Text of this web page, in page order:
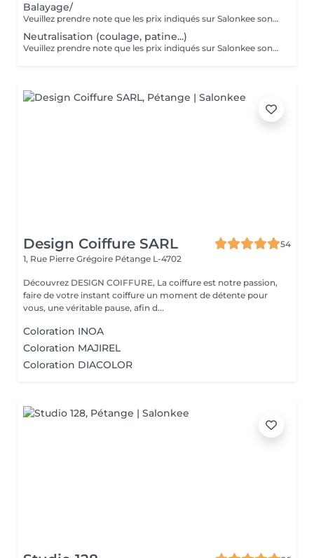
Balayage/
Veuillez prendre note que les prix indiqués sur Salonkee sont communiqués à titre informatif et s'entendent de base. Ces derniers sont susceptibles de varier selon le diagnostic réalisé à votre arrivée au salon et l'expertise du professionnel à qui vous confiez votre beauté. Dans tous les cas, un devis précis vous sera proposé et toutes réalisations de prestations seront effectuées avec votre accord. Un grand merci d'avance pour votre compréhension. Au plaisir de vous recevoir très vite.
Neutralisation (coulage, patine...)
Veuillez prendre note que les prix indiqués sur Salonkee sont communiqués à titre informatif et s'entendent de base. Ces derniers sont susceptibles de varier selon le diagnostic réalisé à votre arrivée au salon et l'expertise du professionnel à qui vous confiez votre beauté. Dans tous les cas, un devis précis vous sera proposé et toutes réalisations de prestations seront effectuées avec votre accord. Un grand merci d'avance pour votre compréhension. Au plaisir de vous recevoir très vite.
Design Coiffure SARL
54
1, Rue Pierre Grégoire Pétange L-4702
Découvrez DESIGN COIFFURE, La coiffure est notre passion,
faire de votre instant coiffure un moment de détente pour
vous, une véritable pause, afin d...
Coloration INOA
Coloration MAJIREL
Coloration DIACOLOR